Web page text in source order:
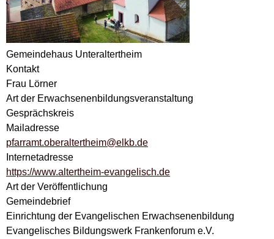
Gemeindehaus Unteraltertheim
Kontakt
Frau Lörner
Art der Erwachsenenbildungsveranstaltung
Gesprächskreis
Mailadresse
pfarramt.oberaltertheim@elkb.de
Internetadresse
https://www.altertheim-evangelisch.de
Art der Veröffentlichung
Gemeindebrief
Einrichtung der Evangelischen Erwachsenenbildung
Evangelisches Bildungswerk Frankenforum e.V.